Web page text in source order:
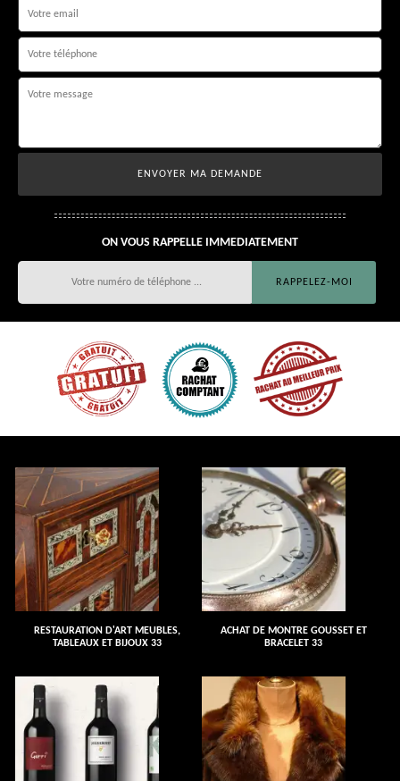
ON VOUS RAPPELLE IMMEDIATEMENT
RESTAURATION D'ART MEUBLES,
TABLEAUX ET BIJOUX 33
ACHAT DE MONTRE GOUSSET ET
BRACELET 33